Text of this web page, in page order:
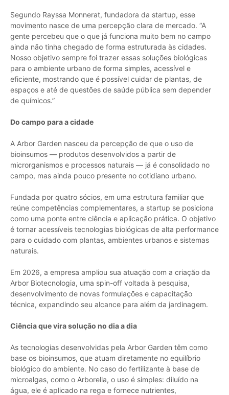
Segundo Rayssa Monnerat, fundadora da startup, esse
movimento nasce de uma percepção clara de mercado. “A
gente percebeu que o que já funciona muito bem no campo
ainda não tinha chegado de forma estruturada às cidades.
Nosso objetivo sempre foi trazer essas soluções biológicas
para o ambiente urbano de forma simples, acessível e
eficiente, mostrando que é possível cuidar de plantas, de
espaços e até de questões de saúde pública sem depender
de químicos.”
Do campo para a cidade
A Arbor Garden nasceu da percepção de que o uso de
bioinsumos — produtos desenvolvidos a partir de
microrganismos e processos naturais — já é consolidado no
campo, mas ainda pouco presente no cotidiano urbano.
Fundada por quatro sócios, em uma estrutura familiar que
reúne competências complementares, a startup se posiciona
como uma ponte entre ciência e aplicação prática. O objetivo
é tornar acessíveis tecnologias biológicas de alta performance
para o cuidado com plantas, ambientes urbanos e sistemas
naturais.
Em 2026, a empresa ampliou sua atuação com a criação da
Arbor Biotecnologia, uma spin-off voltada à pesquisa,
desenvolvimento de novas formulações e capacitação
técnica, expandindo seu alcance para além da jardinagem.
Ciência que vira solução no dia a dia
As tecnologias desenvolvidas pela Arbor Garden têm como
base os bioinsumos, que atuam diretamente no equilíbrio
biológico do ambiente. No caso do fertilizante à base de
microalgas, como o Arborella, o uso é simples: diluído na
água, ele é aplicado na rega e fornece nutrientes,